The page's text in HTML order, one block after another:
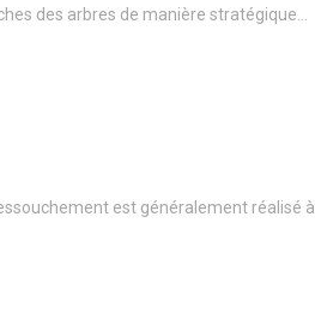
des arbres de manière stratégique…
est généralement réalisé à